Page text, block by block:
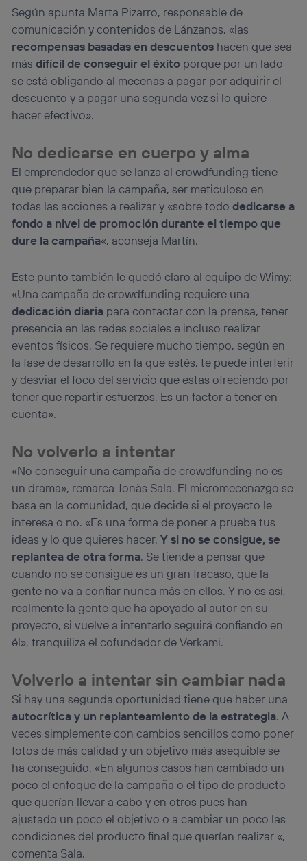
Según apunta Marta Pizarro, responsable de
comunicación y contenidos de Lánzanos, «las
recompensas basadas en descuentos hacen que sea
másdifícil de conseguir el éxito porque por un lado
se está obligando al mecenas a pagar por adquirir el
descuento y a pagar una segunda vez si lo quiere
hacer efectivo».
No dedicarse en cuerpo y alma
El emprendedor que se lanza al crowdfunding tiene
que preparar bien la campaña, ser meticuloso en
todas las acciones a realizar y «sobre tododedicarse a
fondo a nivel de promoción durante el tiempo que
dure la campaña«, aconseja Martín.
Este punto también le quedó claro al equipo de Wimy:
«Una campaña de crowdfunding requiere una
dedicación diaria para contactar con la prensa, tener
presencia en las redes sociales e incluso realizar
eventos físicos. Se requiere mucho tiempo, según en
la fase de desarrollo en la que estés, te puede interferir
y desviar el foco del servicio que estas ofreciendo por
tener que repartir esfuerzos. Es un factor a tener en
cuenta».
No volverlo a intentar
«No conseguir una campaña de crowdfunding no es
un drama», remarca Jonàs Sala. El micromecenazgo se
basa en la comunidad, que decide si el proyecto le
interesa o no. «Es una forma de poner a prueba tus
ideas y lo que quieres hacer.Y si no se consigue, se
replantea de otra forma. Se tiende a pensar que
cuando no se consigue es un gran fracaso, que la
gente no va a confiar nunca más en ellos. Y no es así,
realmente la gente que ha apoyado al autor en su
proyecto, si vuelve a intentarlo seguirá confiando en
él», tranquiliza el cofundador de Verkami.
Volverlo a intentar sin cambiar nada
Si hay una segunda oportunidad tiene que haber una
autocrítica y un replanteamiento de la estrategia. A
veces simplemente con cambios sencillos como poner
fotos de más calidad y un objetivo más asequible se
ha conseguido. «En algunos casos han cambiado un
poco el enfoque de la campaña o el tipo de producto
que querían llevar a cabo y en otros pues han
ajustado un poco el objetivo o a cambiar un poco las
condiciones del producto final que querían realizar «,
comenta Sala.